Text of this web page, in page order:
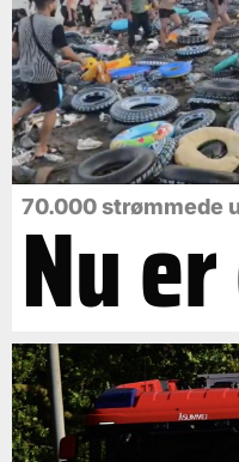
70.000 strømmede
Nu